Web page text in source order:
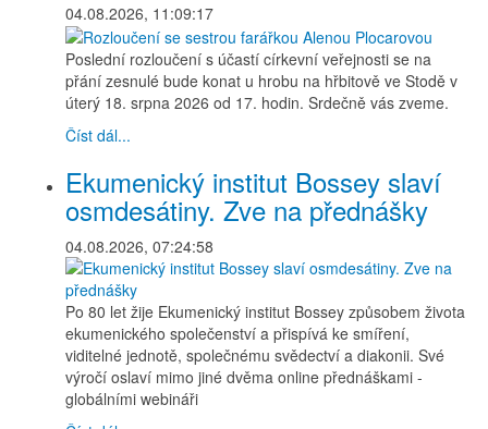
04.08.2026, 11:09:17
Poslední rozloučení s účastí církevní veřejnosti se na
přání zesnulé bude konat u hrobu na hřbitově ve Stodě v
úterý 18. srpna 2026 od 17. hodin. Srdečně vás zveme.
Číst dál...
Ekumenický institut Bossey slaví
osmdesátiny. Zve na přednášky
04.08.2026, 07:24:58
Po 80 let žije Ekumenický institut Bossey způsobem života
ekumenického společenství a přispívá ke smíření,
viditelné jednotě, společnému svědectví a diakonii. Své
výročí oslaví mimo jiné dvěma online přednáškami -
globálními webináři